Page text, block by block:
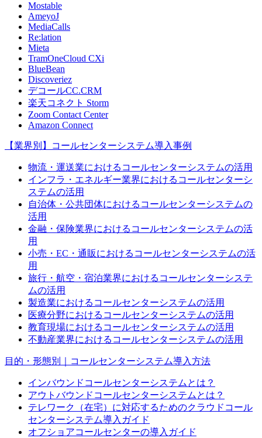
Mostable
AmeyoJ
MediaCalls
Re:lation
Mieta
TramOneCloud CXi
BlueBean
Discoveriez
デコールCC.CRM
楽天コネクト Storm
Zoom Contact Center
Amazon Connect
【業界別】コールセンターシステム導入事例
物流・運送業におけるコールセンターシステムの活用
インフラ・エネルギー業界におけるコールセンターシ
ステムの活用
自治体・公共団体におけるコールセンターシステムの
活用
金融・保険業界におけるコールセンターシステムの活
用
小売・EC・通販におけるコールセンターシステムの活
用
旅行・航空・宿泊業界におけるコールセンターシステ
ムの活用
製造業におけるコールセンターシステムの活用
医療分野におけるコールセンターシステムの活用
教育現場におけるコールセンターシステムの活用
不動産業界におけるコールセンターシステムの活用
目的・形態別｜コールセンターシステム導入方法
インバウンドコールセンターシステムとは？
アウトバウンドコールセンターシステムとは？
テレワーク（在宅）に対応するためのクラウドコール
センターシステム導入ガイド
オフショアコールセンターの導入ガイド